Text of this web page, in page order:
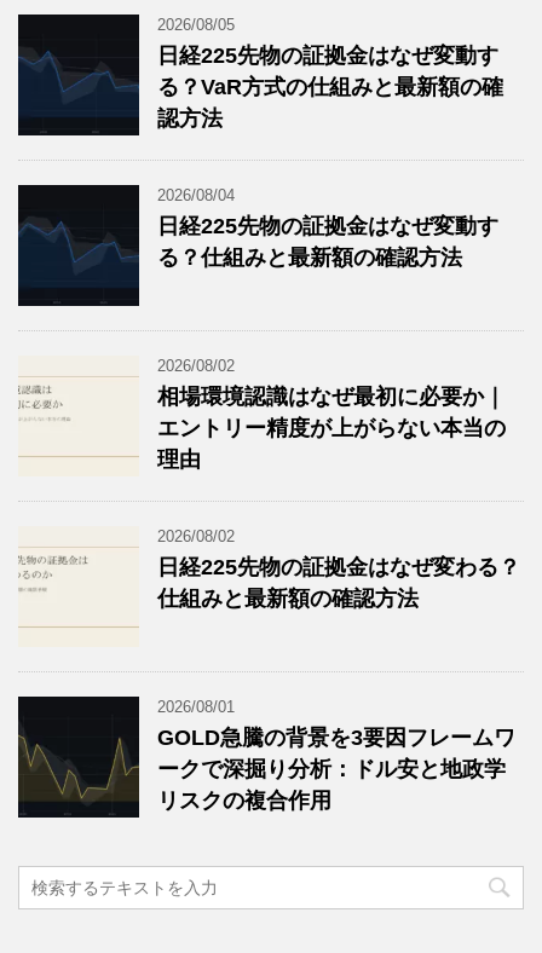
2026/08/05
日経225先物の証拠金はなぜ変動す
る？VaR方式の仕組みと最新額の確
認方法
2026/08/04
日経225先物の証拠金はなぜ変動す
る？仕組みと最新額の確認方法
2026/08/02
相場環境認識はなぜ最初に必要か｜
エントリー精度が上がらない本当の
理由
2026/08/02
日経225先物の証拠金はなぜ変わる？
仕組みと最新額の確認方法
2026/08/01
GOLD急騰の背景を3要因フレームワ
ークで深掘り分析：ドル安と地政学
リスクの複合作用